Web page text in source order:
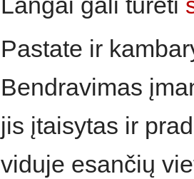
Pastate ir
Bendravimas
jis įtaisytas ir
viduje esančių